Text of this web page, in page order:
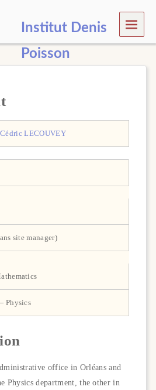
Institut Denis
Poisson
MEN
U
Cédric LECOUVEY
site manager)
Physics
office in Orléans and
Physics department, the other in